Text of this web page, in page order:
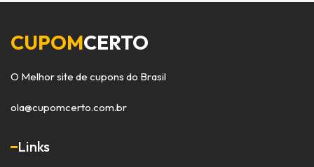
CUPOMCERTO
O Melhor site de cupons do Brasil
ola@cupomcerto.com.br
Links